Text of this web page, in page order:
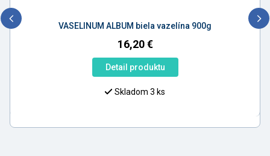
VASELINUM ALBUM biela vazelína 900g
16,20€
Detail produktu
Skladom 3 ks